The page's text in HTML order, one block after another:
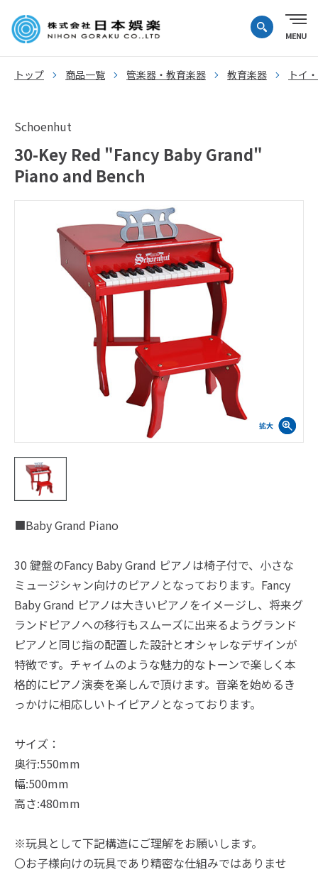
トップ 商品一覧 管楽器・教育楽器 教育楽器 トイ
Schoenhut
30-Key Red "Fancy Baby Grand"
Piano and Bench
■Baby Grand Piano
30 鍵盤のFancy Baby Grand ピアノは椅子付で、小さな
ミュージシャン向けのピアノとなっております。Fancy
Baby Grand ピアノは大きいピアノをイメージし、将来グ
ランドピアノへの移行もスムーズに出来るようグランド
ピアノと同じ指の配置した設計とオシャレなデザインが
特徴です。チャイムのような魅力的なトーンで楽しく本
格的にピアノ演奏を楽しんで頂けます。音楽を始めるき
っかけに相応しいトイピアノとなっております。
サイズ：
奥行:550mm
幅:500mm
高さ:480mm
※玩具として下記構造にご理解をお願いします。
〇お子様向けの玩具であり精密な仕組みではありませ